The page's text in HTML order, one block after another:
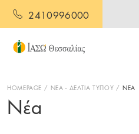
2410996000
HOMEPAGE ΝΕΑ - ΔΕΛΤΙΑ ΤΥΠΟΥ ΝΕΑ
Νέα